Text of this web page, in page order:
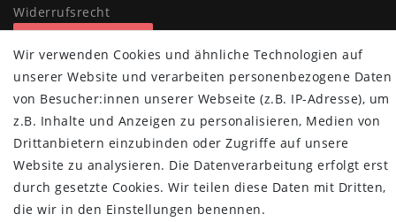
Widerrufs­recht
MYPOPUPCLUB
Versand- und Zahlungsbedingungen
NEWSLETTER
Wir verwenden Cookies und ähnliche Technologien auf
unserer Website und verarbeiten personenbezogene Daten
von Besucher:innen unserer Webseite (z.B. IP-Adresse), um
z.B. Inhalte und Anzeigen zu personalisieren, Medien von
Drittanbietern einzubinden oder Zugriffe auf unsere
Website zu analysieren. Die Datenverarbeitung erfolgt erst
durch gesetzte Cookies. Wir teilen diese Daten mit Dritten,
die wir in den Einstellungen benennen.